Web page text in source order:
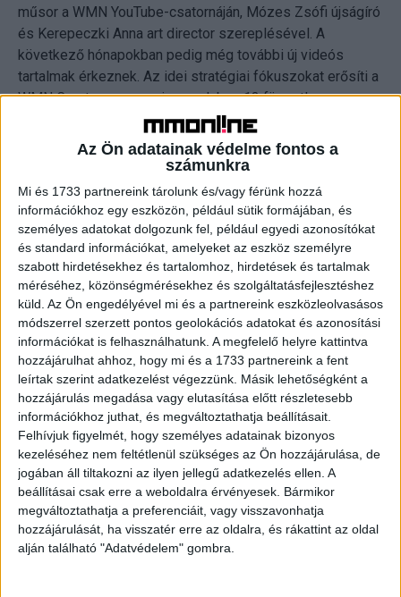
Az Ön adatainak védelme fontos a
számunkra
Mi és 1733 partnereink tárolunk és/vagy férünk hozzá
információkhoz egy eszközön, például sütik formájában, és
személyes adatokat dolgozunk fel, például egyedi azonosítókat
és standard információkat, amelyeket az eszköz személyre
szabott hirdetésekhez és tartalomhoz, hirdetések és tartalmak
méréséhez, közönségmérésekhez és szolgáltatásfejlesztéshez
küld. Az Ön engedélyével mi és a partnereink eszközleolvasásos
módszerrel szerzett pontos geolokációs adatokat és azonosítási
információkat is felhasználhatunk. A megfelelő helyre kattintva
hozzájárulhat ahhoz, hogy mi és a 1733 partnereink a fent
leírtak szerint adatkezelést végezzünk. Másik lehetőségként a
hozzájárulás megadása vagy elutasítása előtt részletesebb
információkhoz juthat, és megváltoztathatja beállításait.
Felhívjuk figyelmét, hogy személyes adatainak bizonyos
kezeléséhez nem feltétlenül szükséges az Ön hozzájárulása, de
jogában áll tiltakozni az ilyen jellegű adatkezelés ellen. A
beállításai csak erre a weboldalra érvényesek. Bármikor
megváltoztathatja a preferenciáit, vagy visszavonhatja
hozzájárulását, ha visszatér erre az oldalra, és rákattint az oldal
alján található "Adatvédelem" gombra.
műsor a WMN YouTube-csatornáján, Mózes Zsófi újságíró
és Kerepeczki Anna art director szereplésével. A
következő hónapokban pedig még további új videós
tartalmak érkeznek. Az idei stratégiai fókuszokat erősíti a
WMN Creator program is, amelyben 13 független
tartalomelőállítóval készítenek majd közösen videós és
egyéb tartalmakat. Emellett a szerkesztőség az új
főszerkesztő irányításával növeli az aktuális társadalmi
témák arányát a wmn.hu online magazinban.
„Nagy megtiszteltetés az idén tízéves WMN
főszerkesztőjének lenni, és támogatni a csapatot abban,
hogy továbbvigyük azt a bátor, személyes, a társadalmi
folyamatokra is reflektáló hangot, amely a magazint a
kezdetek óta jellemzi. A munkám során arra fogok
törekedni, hogy friss, releváns és témájában, műfajában is
sokszínű cikkekkel tudjuk elgondolkodtatni, szórakoztatni,
párbeszédbe vonni, segíteni az olvasókat. Célom az is,
hogy az írott anyagaink továbbra is összhangban, egymást
erősítve működjenek a műsorainkkal, a videós
tartalmainkkal és a rendezvényeinkkel, hogy a
közönségünknek többcsatornás, 21. századi élményt
nyújtsunk” – mondta el az új főszerkesztő kinevezése
kapcsán.
Elődje, Kurucz Adrienn saját kérésére, családi okok miatt